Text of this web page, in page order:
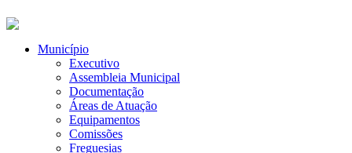
Município
Executivo
Assembleia Municipal
Documentação
Áreas de Atuação
Equipamentos
Comissões
Freguesias